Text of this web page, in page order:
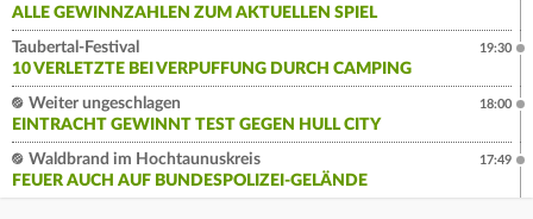
ALLE GEWINNZAHLEN ZUM AKTUELLEN SPIEL
Taubertal-Festival
10 VERLETZTE BEI VERPUFFUNG DURCH CAMPING
19:30
Weiter ungeschlagen
EINTRACHT GEWINNT TEST GEGEN HULL CITY
18:00
Waldbrand im Hochtaunuskreis
FEUER AUCH AUF BUNDESPOLIZEI-GELÄNDE
17:49